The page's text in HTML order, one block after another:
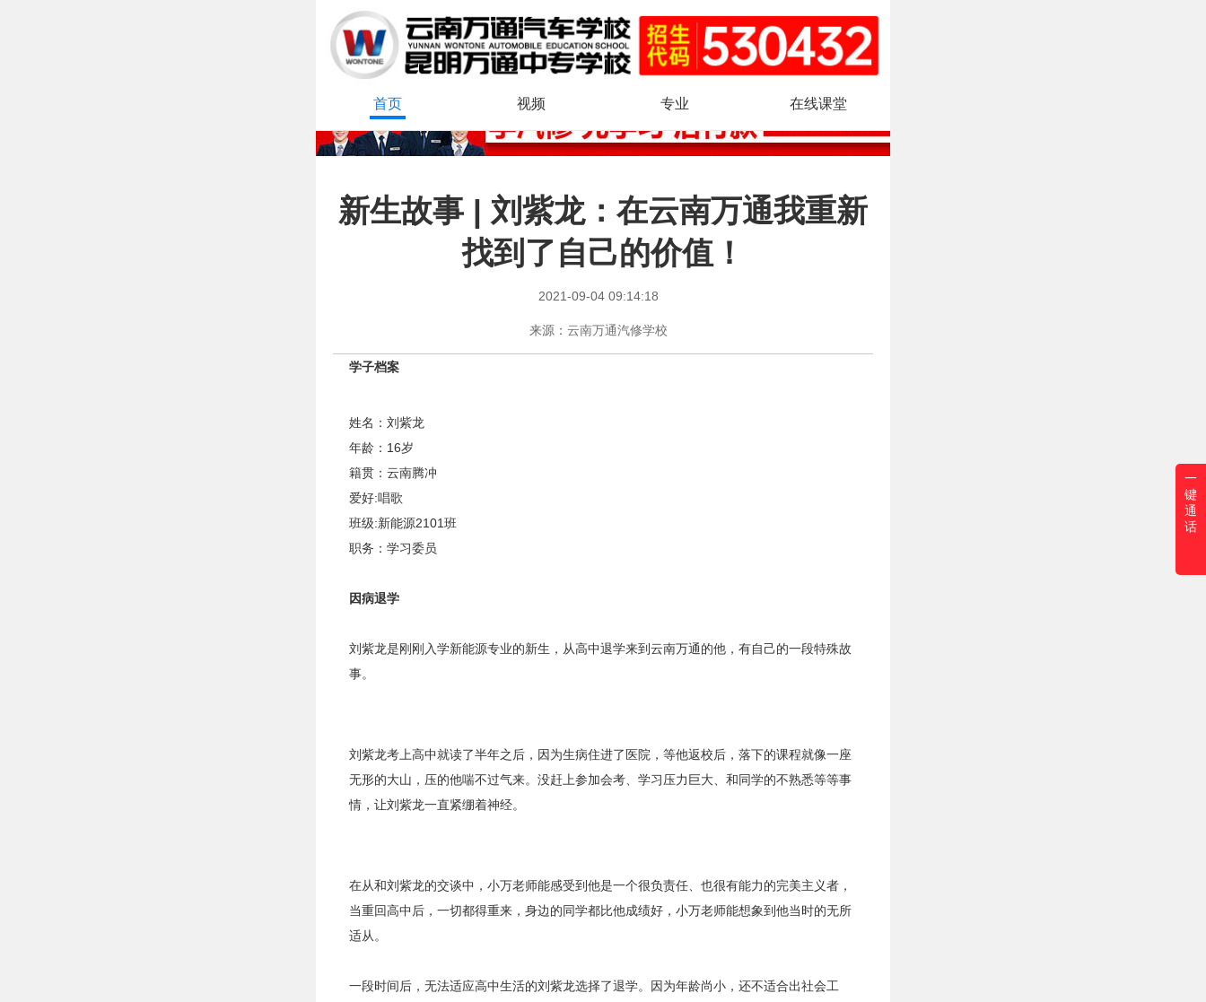
首页 视频 专业 在线课堂
新生故事 | 刘紫龙：在云南万通我重新
找到了自己的价值！
2021-09-04 09:14:18
来源： 云南万通汽修学校
学子档案
姓名：刘紫龙
年龄：16岁
籍贯：云南腾冲
爱好:唱歌
班级:新能源2101班
职务：学习委员
因病退学
刘紫龙是刚刚入学新能源专业的新生，从高中退学来到云南万通的他，有自己的一段特殊故
事。
刘紫龙考上高中就读了半年之后，因为生病住进了医院，等他返校后，落下的课程就像一座
无形的大山，压的他喘不过气来。没赶上参加会考、学习压力巨大、和同学的不熟悉等等事
情，让刘紫龙一直紧绷着神经。
在从和刘紫龙的交谈中，小万老师能感受到他是一个很负责任、也很有能力的完美主义者，
当重回高中后，一切都得重来，身边的同学都比他成绩好，小万老师能想象到他当时的无所
适从。
一段时间后，无法适应高中生活的刘紫龙选择了退学。因为年龄尚小，还不适合出社会工
一
键
通
话